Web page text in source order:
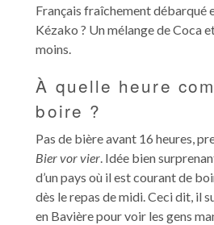
Français fraîchement débarqué
Kézako ? Un mélange de Coca
moins.
À quelle heure
boire ?
Pas de bière avant 16 heures,
Bier vor vier. Idée bien
d’un pays où il est courant de
dès le repas de midi. Ceci dit, il
en Bavière pour voir les gens